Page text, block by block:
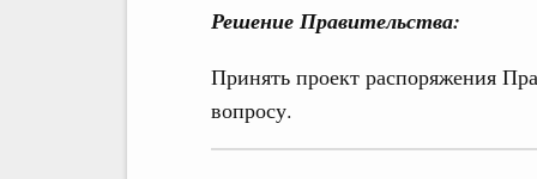
Решение Правительства:
Принять проект распоряжения
вопросу.